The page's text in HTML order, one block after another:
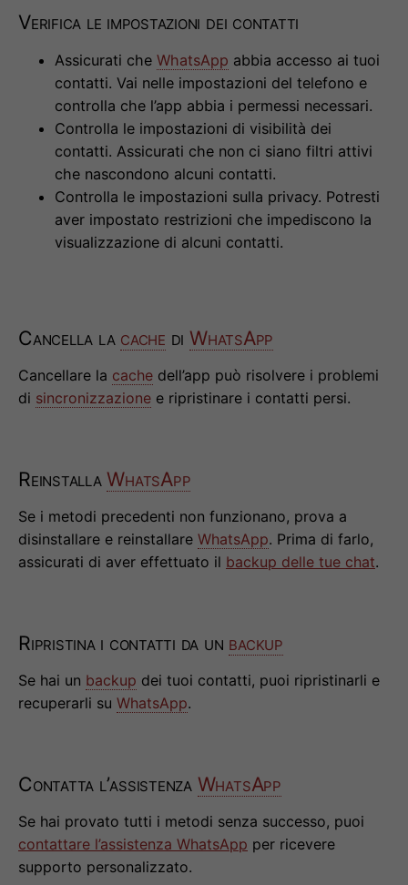
Verifica le impostazioni dei contatti
Assicurati che WhatsApp abbia accesso ai tuoi
contatti. Vai nelle impostazioni del telefono e
controlla che l’app abbia i permessi necessari.
Controlla le impostazioni di visibilità dei
contatti. Assicurati che non ci siano filtri attivi
che nascondono alcuni contatti.
Controlla le impostazioni sulla privacy. Potresti
aver impostato restrizioni che impediscono la
visualizzazione di alcuni contatti.
Cancella la cache di WhatsApp
Cancellare la cache dell’app può risolvere i problemi
di sincronizzazione e ripristinare i contatti persi.
ReinstallaWhatsApp
Se i metodi precedenti non funzionano, prova a
disinstallare e reinstallare WhatsApp. Prima di farlo,
assicurati di aver effettuato il backup delle tue chat.
Ripristina i contatti da un backup
Se hai un backup dei tuoi contatti, puoi ripristinarli e
recuperarli su WhatsApp.
Contatta l’assistenza WhatsApp
Se hai provato tutti i metodi senza successo, puoi
contattare l’assistenza WhatsApp per ricevere
supporto personalizzato.